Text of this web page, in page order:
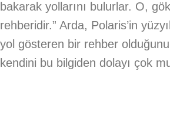
bakarak yollarını bulurlar. O,
rehberidir.” Arda, Polaris’in
yol gösteren bir rehber
kendini bu bilgiden dolayı çok